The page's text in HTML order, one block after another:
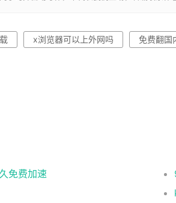
x浏览器可以上外网吗 免费翻国
免费加速